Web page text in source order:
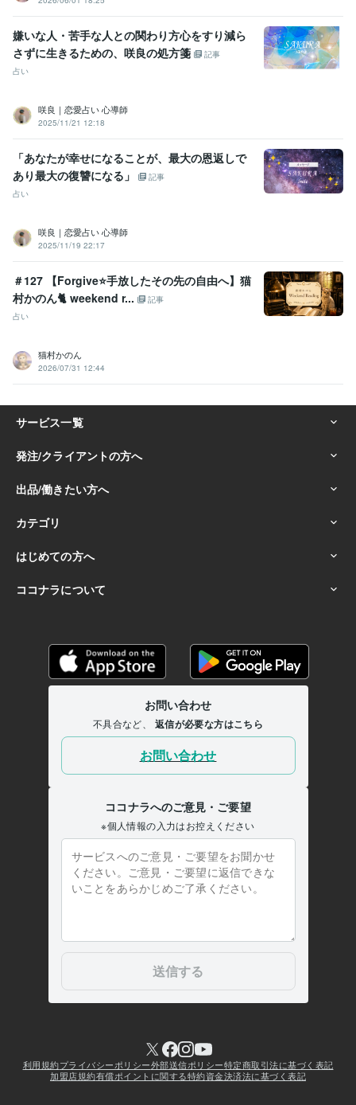
嫌いな人・苦手な人との関わり方心をすり減ら
さずに生きるための、咲良の処方箋
記事
占い
咲良｜恋愛占い 心導師
2025/11/21 12:18
「あなたが幸せになることが、最大の恩返しで
あり最大の復讐になる」
記事
占い
咲良｜恋愛占い 心導師
2025/11/19 22:17
＃127 【Forgive⭐️手放したその先の自由へ】猫
村かのん🐈 weekend r...
記事
占い
猫村かのん
2026/07/31 12:44